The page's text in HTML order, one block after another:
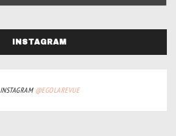
INSTAGRAM
INSTAGRAM @EGOLAREVUE